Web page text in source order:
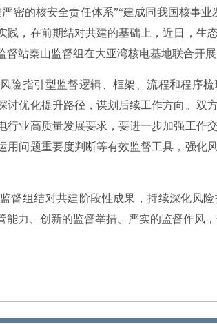
密的核安全责任体系”“建成同我国核事
践，在前期结对共建的基础上，近日，生
站秦山监督组在大亚湾核电基地联合开
险指引型监督逻辑、框架、流程和程序
讨优化提升路径，谋划后续工作方向。双
行业高质量发展要求，要进一步加强工作
用问题重要度判断等有效监督工具，强化
督组结对共建阶段性成果，持续深化风
力、创新的监督举措、严实的监督作风，